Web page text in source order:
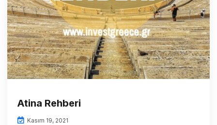
Atina Rehberi
Kasım 19, 2021